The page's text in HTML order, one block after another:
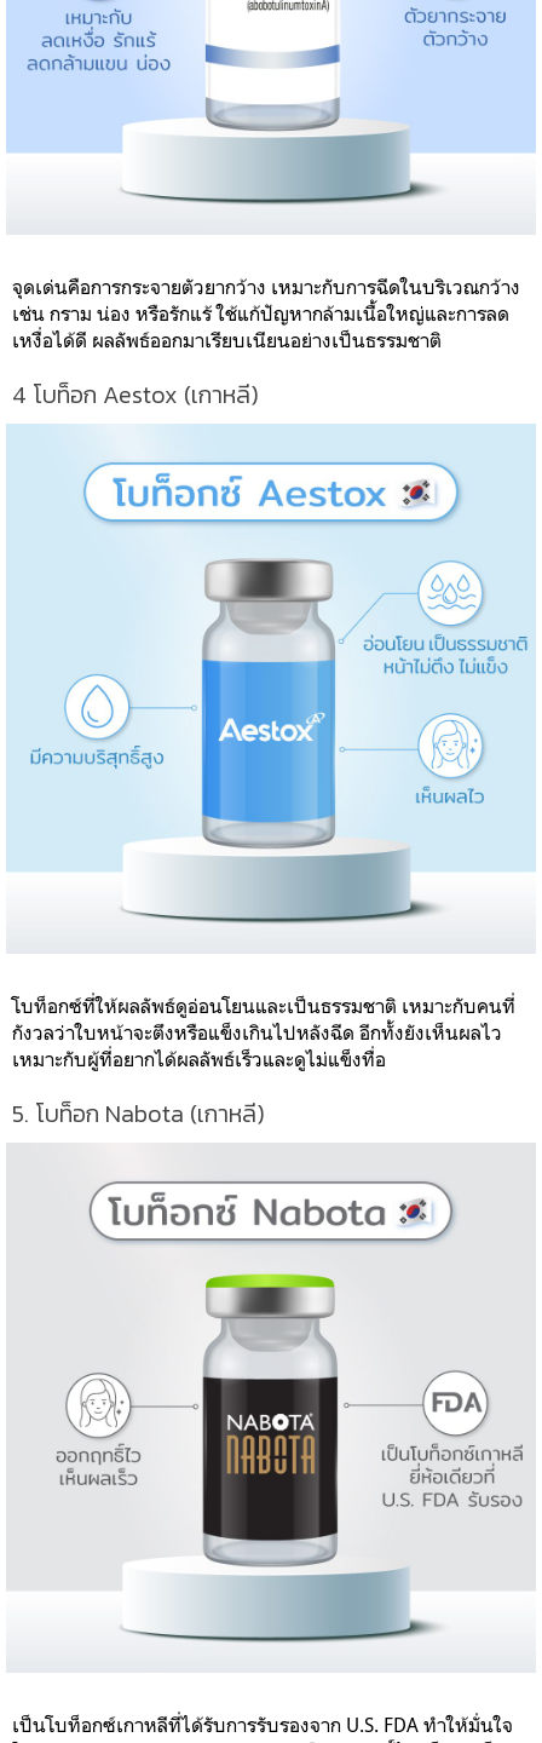
จุดเด่นคือการกระจายตัวยากว้าง เหมาะกับการฉีดในบริเวณกว้าง
เช่น กราม น่อง หรือรักแร้ ใช้แก้ปัญหากล้ามเนื้อใหญ่และการลด
เหงื่อได้ดี ผลลัพธ์ออกมาเรียบเนียนอย่างเป็นธรรมชาติ
4 โบท็อก Aestox (เกาหลี)
โบท็อกซ์ที่ให้ผลลัพธ์ดูอ่อนโยนและเป็นธรรมชาติ เหมาะกับคนที่
กังวลว่าใบหน้าจะตึงหรือแข็งเกินไปหลังฉีด อีกทั้งยังเห็นผลไว
เหมาะกับผู้ที่อยากได้ผลลัพธ์เร็วและดูไม่แข็งทื่อ
5. โบท็อก Nabota (เกาหลี)
เป็นโบท็อกซ์เกาหลีที่ได้รับการรับรองจาก U.S. FDA ทำให้มั่นใจ